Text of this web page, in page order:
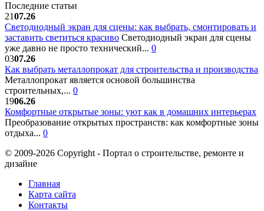
Последние статьи
2107.26
Светодиодный экран для сцены: как выбрать, смонтировать и
заставить светиться красиво Светодиодный экран для сцены
уже давно не просто технический... 0
0307.26
Как выбрать металлопрокат для строительства и производства
Металлопрокат является основой большинства
строительных,... 0
1906.26
Комфортные открытые зоны: уют как в домашних интерьерах
Преобразование открытых пространств: как комфортные зоны
отдыха... 0
© 2009-2026 Copyright - Портал о строительстве, ремонте и
дизайне
Главная
Карта сайта
Контакты